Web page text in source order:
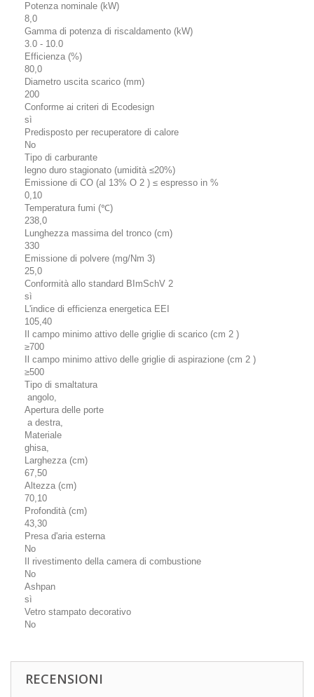
Potenza nominale (kW)
8,0
Gamma di potenza di riscaldamento (kW)
3.0 - 10.0
Efficienza (%)
80,0
Diametro uscita scarico (mm)
200
Conforme ai criteri di Ecodesign
sì
Predisposto per recuperatore di calore
No
Tipo di carburante
legno duro stagionato (umidità ≤20%)
Emissione di CO (al 13% O 2 ) ≤ espresso in %
0,10
Temperatura fumi (℃)
238,0
Lunghezza massima del tronco (cm)
330
Emissione di polvere (mg/Nm 3)
25,0
Conformità allo standard BImSchV 2
sì
L'indice di efficienza energetica EEI
105,40
Il campo minimo attivo delle griglie di scarico (cm 2 )
≥700
Il campo minimo attivo delle griglie di aspirazione (cm 2 )
≥500
Tipo di smaltatura
angolo,
Apertura delle porte
a destra,
Materiale
ghisa,
Larghezza (cm)
67,50
Altezza (cm)
70,10
Profondità (cm)
43,30
Presa d'aria esterna
No
Il rivestimento della camera di combustione
No
Ashpan
sì
Vetro stampato decorativo
No
RECENSIONI